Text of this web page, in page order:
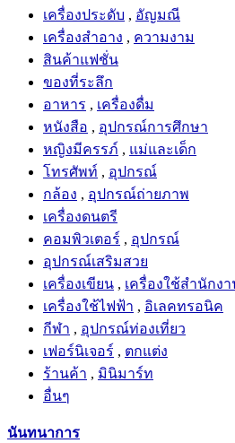
เครื่องประดับ
อัญมณี
เครื่องสำอาง
ความงาม
สินค้าแฟชั่น
ของที่ระลึก
อาหาร
เครื่องดื่ม
หนังสือ
อุปกรณ์การศึกษา
หญิงมีครรภ์
แม่และเด็ก
โทรศัพท์
อุปกรณ์
กล้อง
อุปกรณ์ถ่ายภาพ
เครื่องดนตรี
คอมพิวเตอร์
อุปกรณ์
อุปกรณ์เสริมสวย
เครื่องเขียน
เครื่องใช้สำนักง
เครื่องใช้ไฟฟ้า
อิเลคทรอนิค
กีฬา
อุปกรณ์ท่องเที่ยว
เฟอร์นิเจอร์
ตกแต่ง
ร้านค้า
มินิมาร์ท
อื่นๆ
นันทนาการ